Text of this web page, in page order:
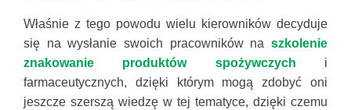
Właśnie z tego powodu wielu kierowników decyduje
się na wysłanie swoich pracowników na szkolenie
znakowanie produktów spożywczych i
farmaceutycznych, dzięki którym mogą zdobyć oni
jeszcze szerszą wiedzę w tej tematyce, dzięki czemu